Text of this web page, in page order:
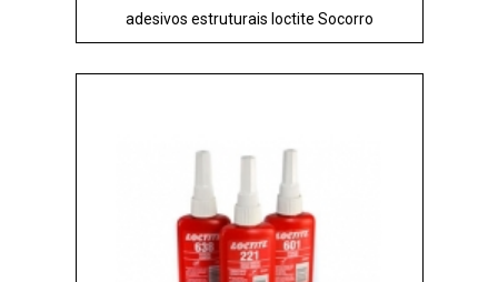
adesivos estruturais loctite Socorro